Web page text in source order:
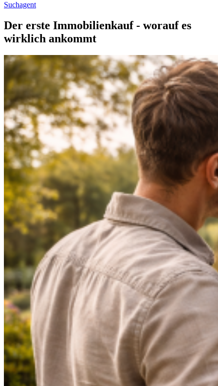
Suchagent
Der erste Immobilienkauf - worauf es
wirklich ankommt